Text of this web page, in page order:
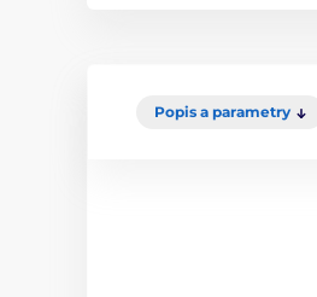
Popis a parametry